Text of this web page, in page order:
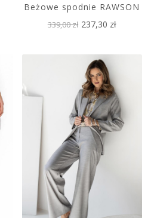
Beżowe spodnie RAWSON
339,00 zł 237,30 zł